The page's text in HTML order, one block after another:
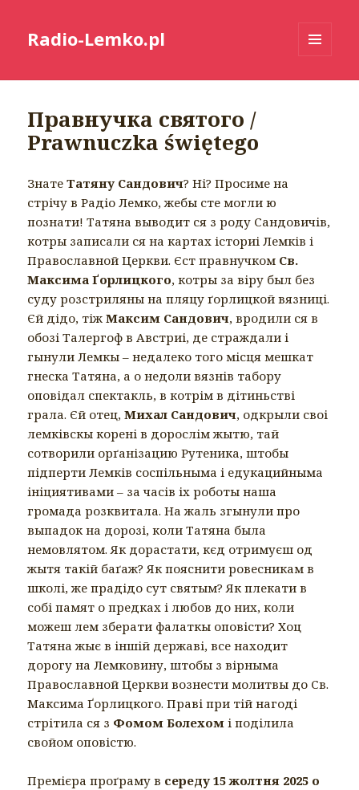
Radio-Lemko.pl
Правнучка святого /
Prawnuczka świętego
ЗнатеТатяну Сандович? Ні? Просиме на
стрічу в Радіо Лемко, жебы сте могли ю
познати! Татяна выводит ся з роду Сандовичів,
котры записали ся на картах істориі Лемків і
Православной Церкви. Єст правнучком Св.
Максима Ґорлицкого, котры за віру был без
суду розстриляны на пляцу ґорлицкой вязниці.
Єй дідо, тіжМаксим Сандович, вродили ся в
обозі Талергоф в Австриі, де страждали і
гынули Лемкы – недалеко того місця мешкат
гнеска Татяна, а о недоли вязнів табору
оповідал спектакль, в котрім в дітиньстві
грала. Єй отец,Михал Сандович, одкрыли своі
лемківскы корені в дорослім жытю, тай
сотворили орґанізацию Рутеника, штобы
підперти Лемків соспільныма і едукацийныма
ініциятивами – за часів іх роботы наша
громада розквитала. На жаль згынули про
выпадок на дорозі, коли Татяна была
немовлятом. Як дорастати, кєд отримуєш од
жытя такій баґаж? Як пояснити ровесникам в
школі, же прадідо сут святым? Як плекати в
собі памят о предках і любов до них, коли
можеш лем зберати фалаткы оповісти? Хоц
Татяна жыє в іншій державі, все находит
дорогу на Лемковину, штобы з вірныма
Православной Церкви вознести молитвы до Св.
Максима Ґорлицкого. Праві при тій нагоді
стрітила ся з Фомом Болехом і поділила
свойом оповістю.
Премієра проґраму в середу 15 жолтня 2025 о